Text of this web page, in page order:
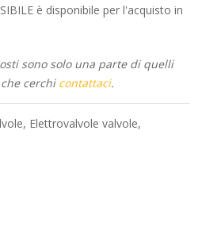
è disponibile per l'acquisto in
sono solo una parte di quelli
cerchi contattaci.
, Elettrovalvole valvole,